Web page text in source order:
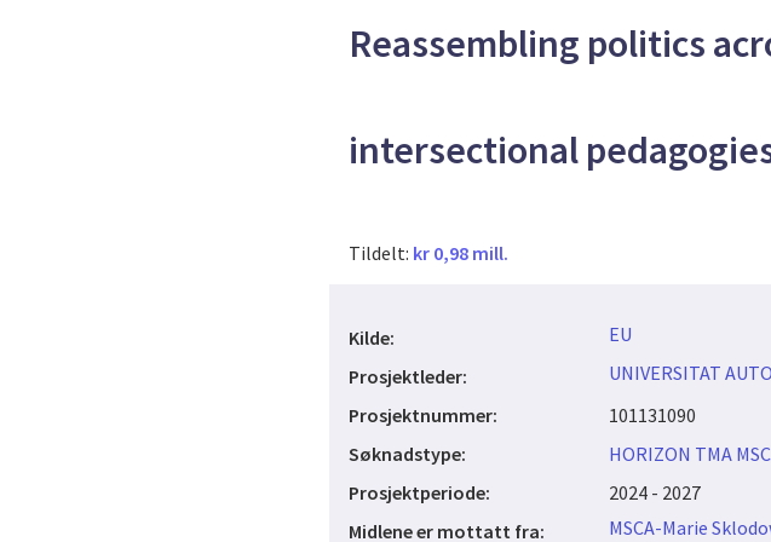
Reassembling politics
intersectional
Tildelt: kr 0,98 mill.
Kilde:
EU
Prosjektleder:
UNIVERSITAT
Prosjektnummer:
101131090
Søknadstype:
HORIZON TMA
Prosjektperiode:
2024 - 2027
Midlene er mottatt fra:
MSCA-Marie